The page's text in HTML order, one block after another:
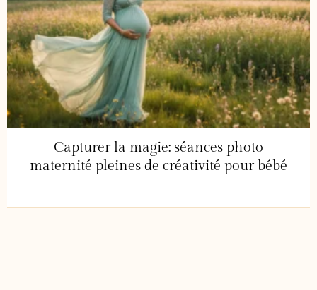
Capturer la magie: séances photo
maternité pleines de créativité pour bébé